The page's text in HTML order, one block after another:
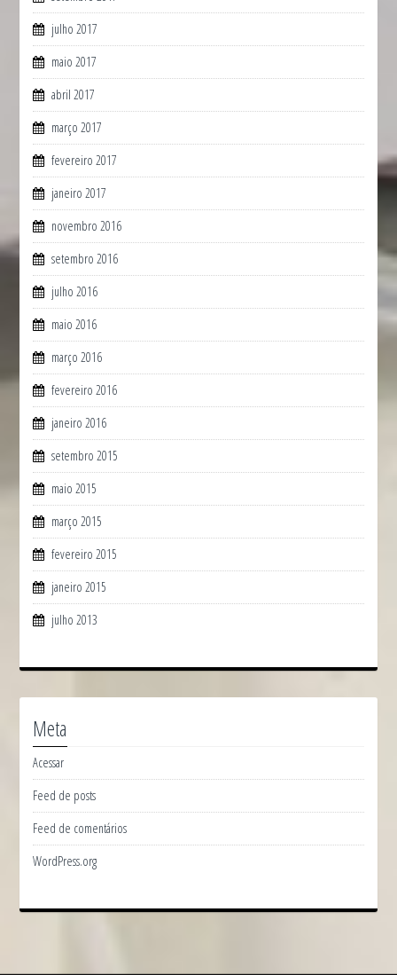
julho 2017
maio 2017
abril 2017
março 2017
fevereiro 2017
janeiro 2017
novembro 2016
setembro 2016
julho 2016
maio 2016
março 2016
fevereiro 2016
janeiro 2016
setembro 2015
maio 2015
março 2015
fevereiro 2015
janeiro 2015
julho 2013
Meta
Acessar
Feed de posts
Feed de comentários
WordPress.org